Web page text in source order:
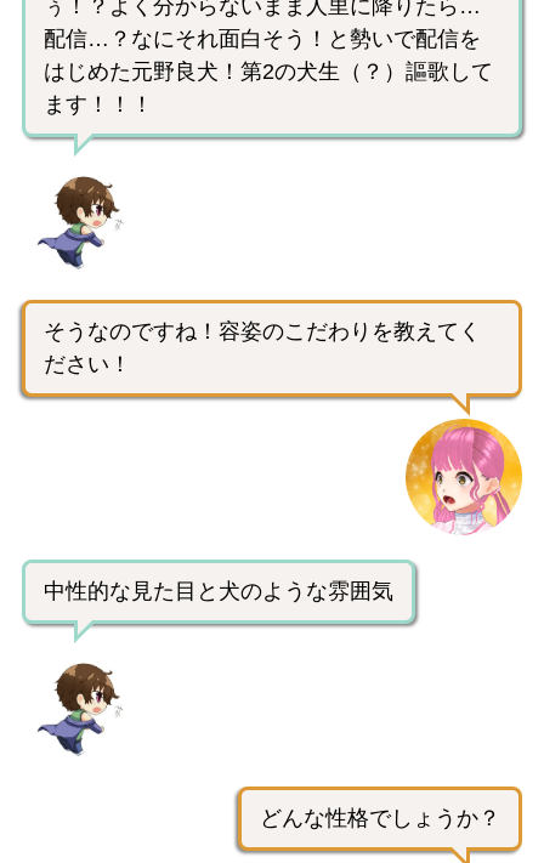
ぅ！？よく分からないまま人里に降りたら…
配信…？なにそれ面白そう！と勢いで配信を
はじめた元野良犬！第2の犬生（？）謳歌して
ます！！！
そうなのですね！容姿のこだわりを教えてく
ださい！
中性的な見た目と犬のような雰囲気
どんな性格でしょうか？